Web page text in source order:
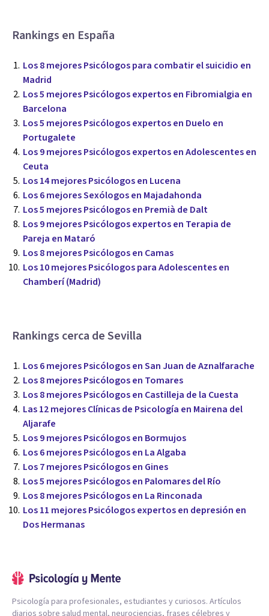
Rankings en España
Los 8 mejores Psicólogos para combatir el suicidio en
Madrid
Los 5 mejores Psicólogos expertos en Fibromialgia en
Barcelona
Los 5 mejores Psicólogos expertos en Duelo en
Portugalete
Los 9 mejores Psicólogos expertos en Adolescentes en
Ceuta
Los 14 mejores Psicólogos en Lucena
Los 6 mejores Sexólogos en Majadahonda
Los 5 mejores Psicólogos en Premià de Dalt
Los 9 mejores Psicólogos expertos en Terapia de
Pareja en Mataró
Los 8 mejores Psicólogos en Camas
Los 10 mejores Psicólogos para Adolescentes en
Chamberí (Madrid)
Rankings cerca de Sevilla
Los 6 mejores Psicólogos en San Juan de Aznalfarache
Los 8 mejores Psicólogos en Tomares
Los 8 mejores Psicólogos en Castilleja de la Cuesta
Las 12 mejores Clínicas de Psicología en Mairena del
Aljarafe
Los 9 mejores Psicólogos en Bormujos
Los 6 mejores Psicólogos en La Algaba
Los 7 mejores Psicólogos en Gines
Los 5 mejores Psicólogos en Palomares del Río
Los 8 mejores Psicólogos en La Rinconada
Los 11 mejores Psicólogos expertos en depresión en
Dos Hermanas
Psicología para profesionales, estudiantes y curiosos. Artículos
diarios sobre salud mental, neurociencias, frases célebres y